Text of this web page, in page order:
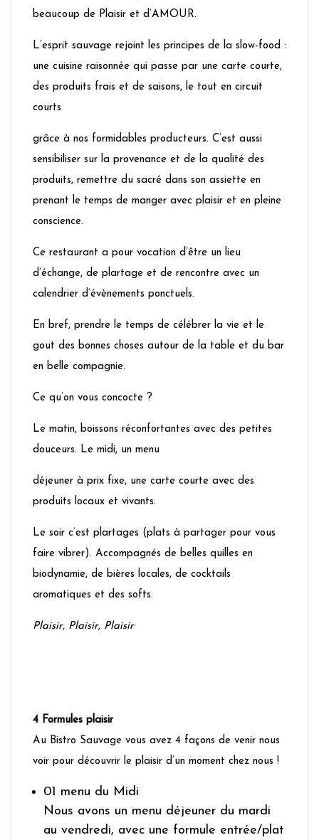
beaucoup de Plaisir et d’AMOUR.
L’esprit sauvage rejoint les principes de la slow-food :
une cuisine raisonnée qui passe par une carte courte,
des produits frais et de saisons, le tout en circuit
courts
grâce à nos formidables producteurs. C’est aussi
sensibiliser sur la provenance et de la qualité des
produits, remettre du sacré dans son assiette en
prenant le temps de manger avec plaisir et en pleine
conscience.
Ce restaurant a pour vocation d’être un lieu
d’échange, de plartage et de rencontre avec un
calendrier d’évènements ponctuels.
En bref, prendre le temps de célébrer la vie et le
gout des bonnes choses autour de la table et du bar
en belle compagnie.
Ce qu’on vous concocte ?
Le matin, boissons réconfortantes avec des petites
douceurs. Le midi, un menu
déjeuner à prix fixe, une carte courte avec des
produits locaux et vivants.
Le soir c’est plartages (plats à partager pour vous
faire vibrer). Accompagnés de belles quilles en
biodynamie, de bières locales, de cocktails
aromatiques et des softs.
Plaisir, Plaisir, Plaisir
4 Formules plaisir
Au Bistro Sauvage vous avez 4 façons de venir nous
voir pour découvrir le plaisir d’un moment chez nous !
01 menu du Midi
Nous avons un menu déjeuner du mardi
au vendredi, avec une formule entrée/plat